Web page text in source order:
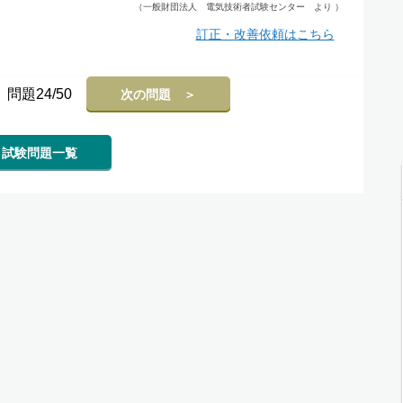
（一般財団法人 電気技術者試験センター より ）
訂正・改善依頼はこちら
問題24/50 次の問題 ＞
試験問題一覧